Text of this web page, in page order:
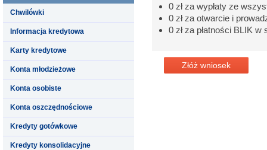
Chwilówki
Informacja kredytowa
Karty kredytowe
Konta młodzieżowe
Konta osobiste
Konta oszczędnościowe
Kredyty gotówkowe
Kredyty konsolidacyjne
0 zł za wypłaty ze
0 zł za otwarcie i
0 zł za płatności BLIK
Złóż wniosek